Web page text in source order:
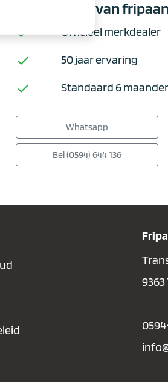
Zekerheden van fripaan
checkedOfficieel merkdealer
checked 50 jaar ervaring
checked Standaard 6
Whatsapp
Bel (0594) 644 136